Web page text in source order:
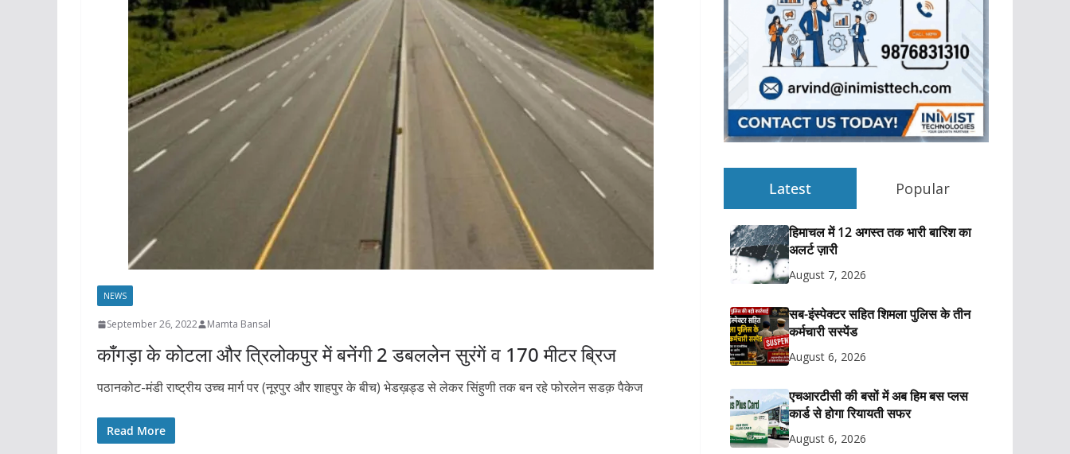
NEWS
September 26, 2022 Mamta Bansal
काँगड़ा के कोटला और त्रिलोकपुर में बनेंगी 2 डबललेन सुरंगें व 170 मीटर ब्रिज
पठानकोट-मंडी राष्ट्रीय उच्च मार्ग पर (नूरपुर और शाहपुर के बीच) भेडख़ड्ड से लेकर सिंहुणी तक बन रहे फोरलेन सडक़ पैकेज
Read More
Latest Popular
हिमाचल में 12 अगस्त तक भारी बारिश का
अलर्ट ज़ारी
August 7, 2026
सब-इंस्पेक्टर सहित शिमला पुलिस के तीन
कर्मचारी सस्पेंड
August 6, 2026
एचआरटीसी की बसों में अब हिम बस प्लस
कार्ड से होगा रियायती सफर
August 6, 2026